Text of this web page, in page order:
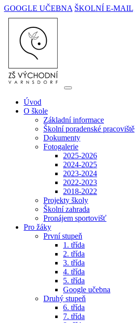
GOOGLE UČEBNA ŠKOLNÍ E-MAIL
Úvod
O škole
Základní informace
Školní poradenské pracoviště
Dokumenty
Fotogalerie
2025-2026
2024-2025
2023-2024
2022-2023
2018-2022
Projekty školy
Školní zahrada
Pronájem sportovišť
Pro žáky
První stupeň
1. třída
2. třída
3. třída
4. třída
5. třída
Google učebna
Druhý stupeň
6. třída
7. třída